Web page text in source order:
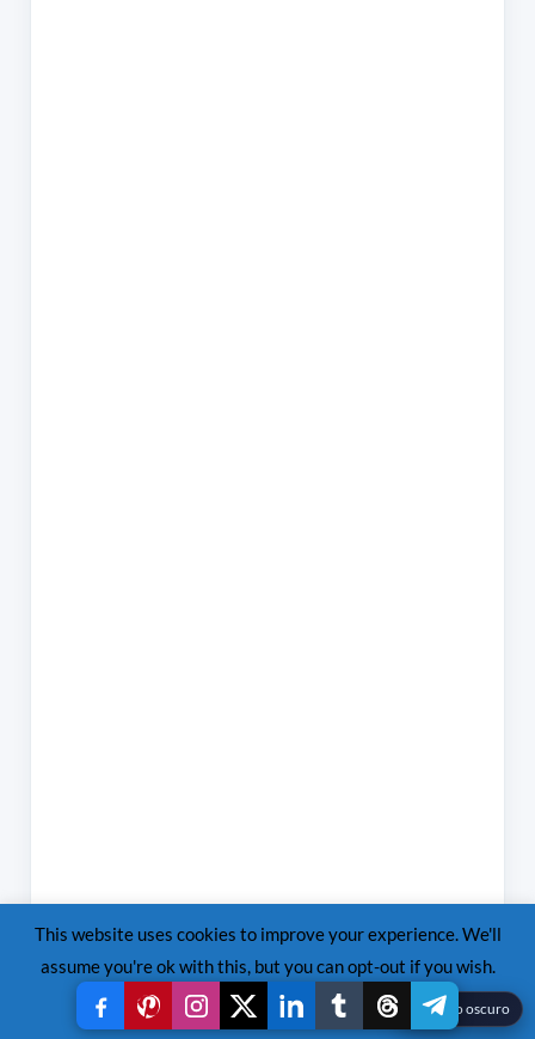
This website uses cookies to improve your experience. We'll
assume you're ok with this, but you can opt-out if you wish.
Accept Reject Read More ☾Modo oscuro